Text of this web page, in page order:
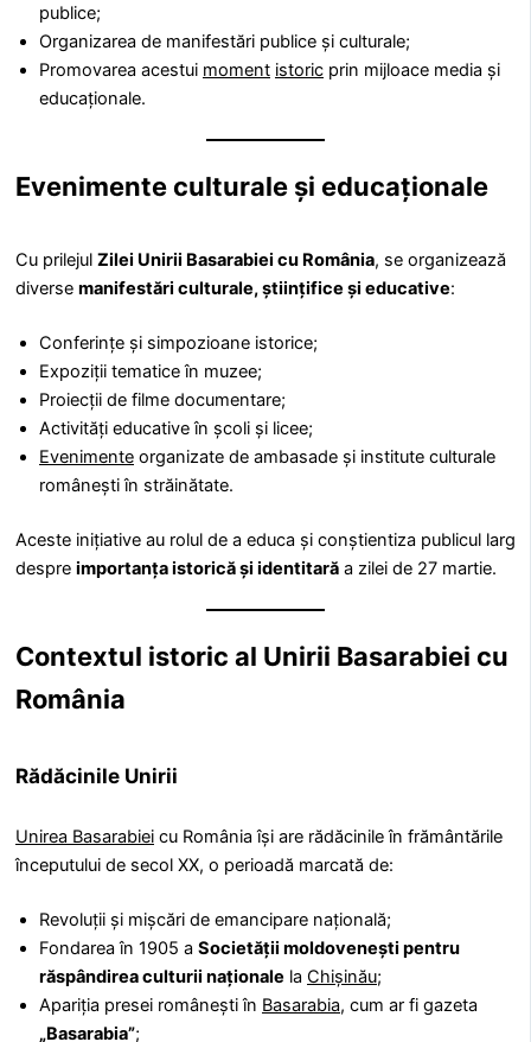
publice;
Organizarea de manifestări publice și culturale;
Promovarea acestui moment istoric prin mijloace media și
educaționale.
Evenimente culturale și educaționale
Cu prilejul Zilei Unirii Basarabiei cu România, se organizează
diverse manifestări culturale, științifice și educative:
Conferințe și simpozioane istorice;
Expoziții tematice în muzee;
Proiecții de filme documentare;
Activități educative în școli și licee;
Evenimente organizate de ambasade și institute culturale
românești în străinătate.
Aceste inițiative au rolul de a educa și conștientiza publicul larg
despre importanța istorică și identitară a zilei de 27 martie.
Contextul istoric al Unirii Basarabiei cu
România
Rădăcinile Unirii
Unirea Basarabiei cu România își are rădăcinile în frământările
începutului de secol XX, o perioadă marcată de:
Revoluții și mișcări de emancipare națională;
Fondarea în 1905 a Societății moldovenești pentru
răspândirea culturii naționale la Chișinău;
Apariția presei românești în Basarabia, cum ar fi gazeta
„Basarabia”;